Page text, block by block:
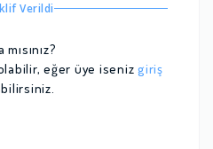
Verildi
mısınız?
eğer üye iseniz giriş